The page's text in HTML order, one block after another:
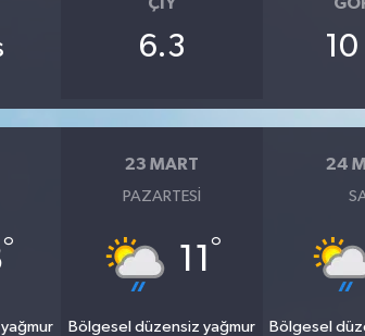
6.3 10
°
23 MART
PAZARTESI
11 °
Bölgesel düzensiz yağmur
24
Bölgesel